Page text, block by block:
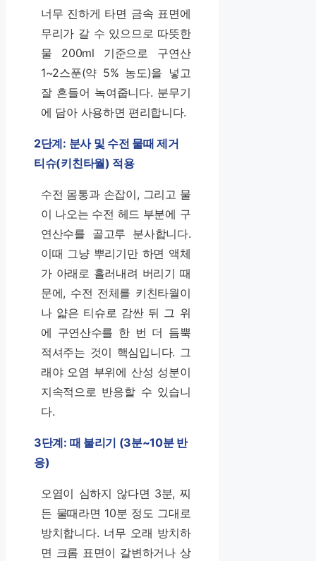
너무 진하게 타면 금속 표면에
무리가 갈 수 있으므로 따뜻한
물 200ml 기준으로 구연산
1~2스푼(약 5% 농도)을 넣고
잘 흔들어 녹여줍니다. 분무기
에 담아 사용하면 편리합니다.
2단계: 분사 및 수전 물때 제거
티슈(키친타월) 적용
수전 몸통과 손잡이, 그리고 물
이 나오는 수전 헤드 부분에 구
연산수를 골고루 분사합니다.
이때 그냥 뿌리기만 하면 액체
가 아래로 흘러내려 버리기 때
문에, 수전 전체를 키친타월이
나 얇은 티슈로 감싼 뒤 그 위
에 구연산수를 한 번 더 듬뿍
적셔주는 것이 핵심입니다. 그
래야 오염 부위에 산성 성분이
지속적으로 반응할 수 있습니
다.
3단계: 때 불리기 (3분~10분 반
응)
오염이 심하지 않다면 3분, 찌
든 물때라면 10분 정도 그대로
방치합니다. 너무 오래 방치하
면 크롬 표면이 갈변하거나 상